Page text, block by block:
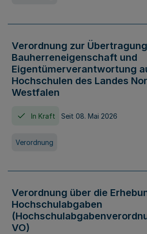
Verordnung zur
Bauherreneigenschaft und
Eigentümerverantwortung
Hochschulen des Landes
Westfalen
In Kraft Seit 08. Mai 2026
Verordnung
Verordnung über die
Hochschulabgaben
VO)